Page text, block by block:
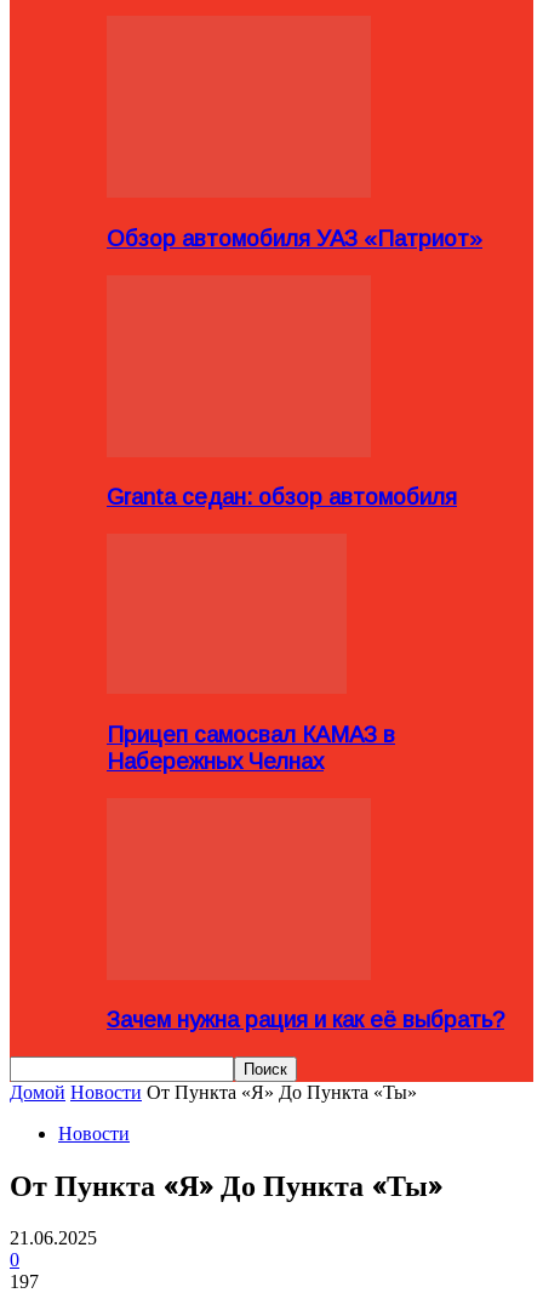
Обзор автомобиля УАЗ «Патриот»
Granta седан: обзор автомобиля
Прицеп самосвал КАМАЗ в
Набережных Челнах
Зачем нужна рация и как её выбрать?
Домой Новости От Пункта «Я» До Пункта «Ты»
Новости
От Пункта «Я» До Пункта «Ты»
21.06.2025
0
197